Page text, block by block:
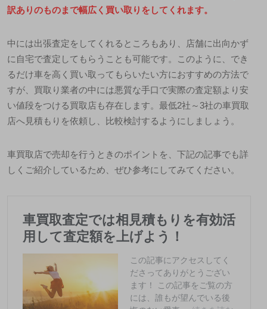
訳ありのものまで幅広く買い取りをしてくれます。
中には出張査定をしてくれるところもあり、店舗に出向かず
に自宅で査定してもらうことも可能です。このように、でき
るだけ車を高く買い取ってもらいたい方におすすめの方法で
すが、買取り業者の中には悪質な手口で実際の査定額より安
い値段をつける買取店も存在します。最低2社～3社の車買取
店へ見積もりを依頼し、比較検討するようにしましょう。
車買取店で売却を行うときのポイントを、下記の記事でも詳
しくご紹介しているため、ぜひ参考にしてみてください。